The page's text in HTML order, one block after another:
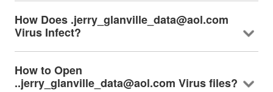
How Does .jerry_glanville_data@aol.com
Virus Infect?
How to Open
..jerry_glanville_data@aol.com Virus files?